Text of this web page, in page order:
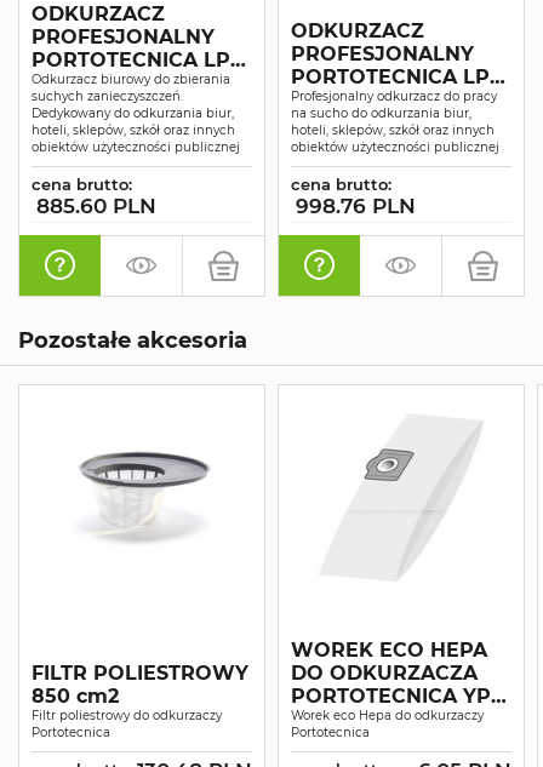
ODKURZACZ
PROFESJONALNY
PORTOTECNICA LP
1/12 ECO B DOLPHIN
Odkurzacz biurowy do zbierania
suchych zanieczyszczeń.
Dedykowany do odkurzania biur,
hoteli, sklepów, szkół oraz innych
obiektów użyteczności publicznej
cena brutto:
885.60 PLN
ODKURZACZ
PROFESJONALNY
PORTOTECNICA LP
1/16 ECO B DOLPHIN
Profesjonalny odkurzacz do pracy
na sucho do odkurzania biur,
hoteli, sklepów, szkół oraz innych
obiektów użyteczności publicznej
cena brutto:
998.76 PLN
Pozostałe akcesoria
FILTR POLIESTROWY
850 cm2
Filtr poliestrowy do odkurzaczy
Portotecnica
WOREK ECO HEPA
DO ODKURZACZA
PORTOTECNICA YP
1/6, LP 1/12, LP 1/16 A1
Worek eco Hepa do odkurzaczy
Portotecnica